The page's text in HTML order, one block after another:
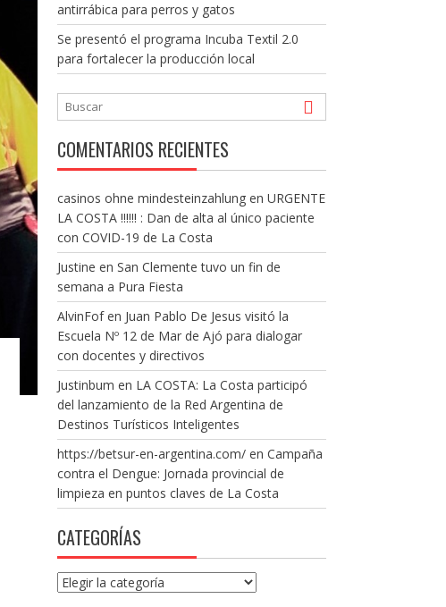
antirrábica para perros y gatos
Se presentó el programa Incuba Textil 2.0
para fortalecer la producción local
COMENTARIOS RECIENTES
casinos ohne mindesteinzahlungen URGENTE
LA COSTA !!!!!! : Dan de alta al único paciente
con COVID-19 de La Costa
Justine en San Clemente tuvo un fin de
semana a Pura Fiesta
AlvinFofen Juan Pablo De Jesus visitó la
Escuela Nº 12 de Mar de Ajó para dialogar
con docentes y directivos
Justinbum en LA COSTA: La Costa participó
del lanzamiento de la Red Argentina de
Destinos Turísticos Inteligentes
https://betsur-en-argentina.com/en Campaña
contra el Dengue: Jornada provincial de
limpieza en puntos claves de La Costa
CATEGORÍAS
Categorías